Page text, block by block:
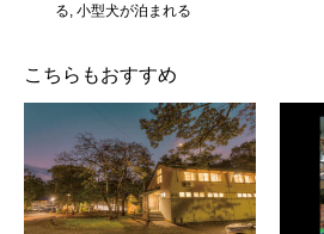
る 小型犬が泊まれる
こちらもおすすめ